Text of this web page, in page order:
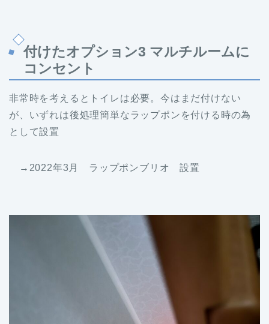
付けたオプション3 マルチルームに
コンセント
非常時を考えるとトイレは必要。今はまだ付けない
が、いずれは後処理簡単なラップポンを付ける時の為
として設置
→2022年3月 ラップポンブリオ 設置